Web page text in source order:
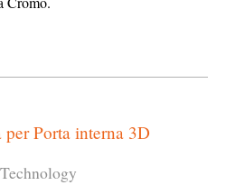
Porta interna 3D